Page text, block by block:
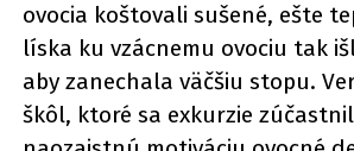
ovocia koštovali sušené, ešte
líska ku vzácnemu ovociu tak
aby zanechala väčšiu stopu.
škôl, ktoré sa exkurzie